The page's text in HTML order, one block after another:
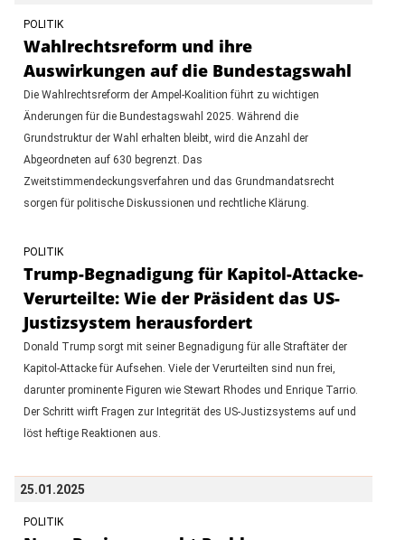
POLITIK
Wahlrechtsreform und ihre
Auswirkungen auf die Bundestagswahl
Die Wahlrechtsreform der Ampel-Koalition führt zu wichtigen
Änderungen für die Bundestagswahl 2025. Während die
Grundstruktur der Wahl erhalten bleibt, wird die Anzahl der
Abgeordneten auf 630 begrenzt. Das
Zweitstimmendeckungsverfahren und das Grundmandatsrecht
sorgen für politische Diskussionen und rechtliche Klärung.
POLITIK
Trump-Begnadigung für Kapitol-Attacke-
Verurteilte: Wie der Präsident das US-
Justizsystem herausfordert
Donald Trump sorgt mit seiner Begnadigung für alle Straftäter der
Kapitol-Attacke für Aufsehen. Viele der Verurteilten sind nun frei,
darunter prominente Figuren wie Stewart Rhodes und Enrique Tarrio.
Der Schritt wirft Fragen zur Integrität des US-Justizsystems auf und
löst heftige Reaktionen aus.
25.01.2025
POLITIK